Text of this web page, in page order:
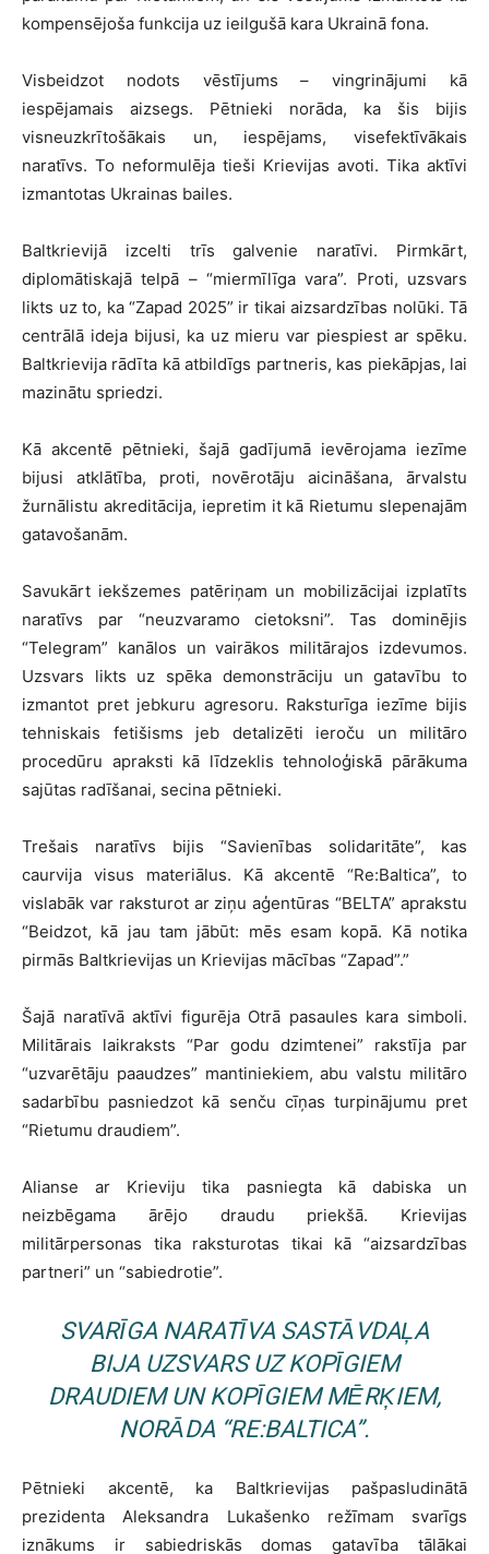
kompensējoša funkcija uz ieilgušā kara Ukrainā fona.
Visbeidzot nodots vēstījums – vingrinājumi kā
iespējamais aizsegs. Pētnieki norāda, ka šis bijis
visneuzkrītošākais un, iespējams, visefektīvākais
naratīvs. To neformulēja tieši Krievijas avoti. Tika aktīvi
izmantotas Ukrainas bailes.
Baltkrievijā izcelti trīs galvenie naratīvi. Pirmkārt,
diplomātiskajā telpā – “miermīlīga vara”. Proti, uzsvars
likts uz to, ka “Zapad 2025” ir tikai aizsardzības nolūki. Tā
centrālā ideja bijusi, ka uz mieru var piespiest ar spēku.
Baltkrievija rādīta kā atbildīgs partneris, kas piekāpjas, lai
mazinātu spriedzi.
Kā akcentē pētnieki, šajā gadījumā ievērojama iezīme
bijusi atklātība, proti, novērotāju aicināšana, ārvalstu
žurnālistu akreditācija, iepretim it kā Rietumu slepenajām
gatavošanām.
Savukārt iekšzemes patēriņam un mobilizācijai izplatīts
naratīvs par “neuzvaramo cietoksni”. Tas dominējis
“Telegram” kanālos un vairākos militārajos izdevumos.
Uzsvars likts uz spēka demonstrāciju un gatavību to
izmantot pret jebkuru agresoru. Raksturīga iezīme bijis
tehniskais fetišisms jeb detalizēti ieroču un militāro
procedūru apraksti kā līdzeklis tehnoloģiskā pārākuma
sajūtas radīšanai, secina pētnieki.
Trešais naratīvs bijis “Savienības solidaritāte”, kas
caurvija visus materiālus. Kā akcentē “Re:Baltica”, to
vislabāk var raksturot ar ziņu aģentūras “BELTA” aprakstu
“Beidzot, kā jau tam jābūt: mēs esam kopā. Kā notika
pirmās Baltkrievijas un Krievijas mācības “Zapad”.”
Šajā naratīvā aktīvi figurēja Otrā pasaules kara simboli.
Militārais laikraksts “Par godu dzimtenei” rakstīja par
“uzvarētāju paaudzes” mantiniekiem, abu valstu militāro
sadarbību pasniedzot kā senču cīņas turpinājumu pret
“Rietumu draudiem”.
Alianse ar Krieviju tika pasniegta kā dabiska un
neizbēgama ārējo draudu priekšā. Krievijas
militārpersonas tika raksturotas tikai kā “aizsardzības
partneri” un “sabiedrotie”.
SVARĪGA NARATĪVA SASTĀVDAĻA
BIJA UZSVARS UZ KOPĪGIEM
DRAUDIEM UN KOPĪGIEM MĒRĶIEM,
NORĀDA “RE:BALTICA”.
Pētnieki akcentē, ka Baltkrievijas pašpasludinātā
prezidenta Aleksandra Lukašenko režīmam svarīgs
iznākums ir sabiedriskās domas gatavība tālākai